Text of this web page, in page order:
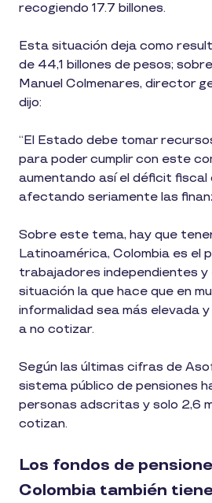
recogiendo 17.7 billones.
Esta situación deja como
de 44,1 billones de pesos;
Manuel Colmenares, director
dijo:
“El Estado debe tomar
para poder cumplir con este
aumentando así el déficit fiscal
afectando seriamente las
Sobre este tema, hay que
Latinoamérica, Colombia es el
trabajadores independientes y
situación la que hace que en
informalidad sea más elevada
a no cotizar.
Según las últimas cifras de
sistema público de pensiones
personas adscritas y solo 2,6
cotizan.
Los fondos de
Colombia también